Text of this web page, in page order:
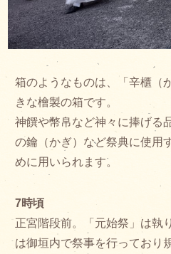
箱のようなものは、「辛櫃（
きな檜製の箱です。
神饌や幣帛など神々に捧げる
の鑰（かぎ）など祭典に使用
めに用いられます。
7時頃
正宮階段前。「元始祭」は執
は御垣内で祭事を行っており